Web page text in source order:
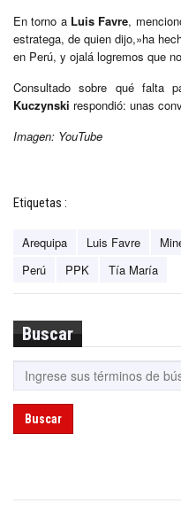
En torno aLuis Favre,
estratega, de quien dijo,»ha
en Perú, y ojalá logremos que
Consultado sobre qué falta
Kuczynski respondió: unas
Imagen: YouTube
Etiquetas :
Arequipa Luis Favre
Perú
PPK Tía María
Buscar
Buscar